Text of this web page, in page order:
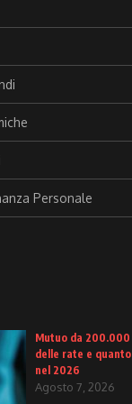
Personale
Mutuo da 200.000
delle rate e
nel 2026
Agosto 7, 2026